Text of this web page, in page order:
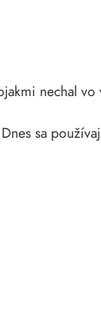
nechal vo
sa